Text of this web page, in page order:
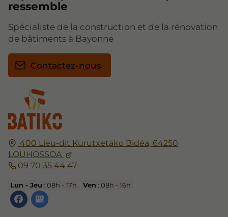
400 Lieu-dit Kurutxetako Bidéa, 64250
LOUHOSSOA
09 70 35 44 47
Lun - Jeu : 08h - 17h Ven : 08h - 16h
ressemble
Spécialiste de la construction et de la rénovation
de bâtiments à Bayonne
Contactez-nous